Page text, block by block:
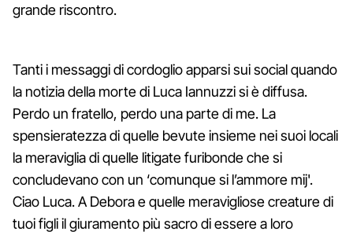
grande riscontro.
Tanti i messaggi di cordoglio apparsi sui social quando
la notizia della morte di Luca Iannuzzi si è diffusa.
Perdo un fratello, perdo una parte di me. La
spensieratezza di quelle bevute insieme nei suoi locali
la meraviglia di quelle litigate furibonde che si
concludevano con un ‘comunque si l’ammore mij'.
Ciao Luca. A Debora e quelle meravigliose creature di
tuoi figli il giuramento più sacro di essere a loro